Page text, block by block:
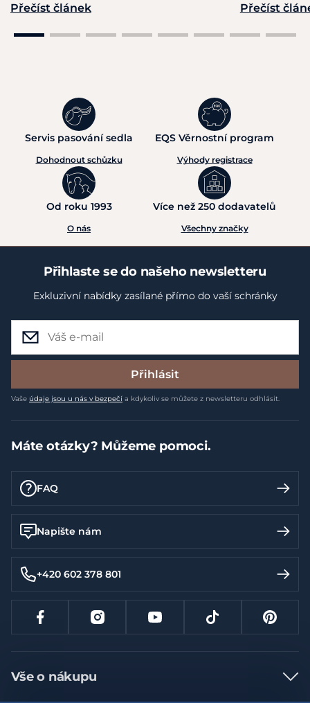
Přečíst článek Přečíst
Servis pasování sedla
Dohodnout schůzku
EQS Věrnostní program
Výhody registrace
Od roku 1993
O nás
Více než 250 dodavatelů
Všechny značky
Přihlaste se do našeho newsletteru
Exkluzivní nabídky zasílané přímo do vaší schránky
Přihlásit
Vaše údaje jsou u nás v bezpečí a kdykoliv se můžete z newsletteru odhlásit.
Máte otázky? Můžeme pomoci.
FAQ
Napište nám
+420 602 378 801
Vše o nákupu